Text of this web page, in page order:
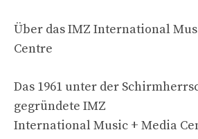
Über das IMZ International
Centre
Das 1961 unter der
gegründete IMZ
International Music + Media